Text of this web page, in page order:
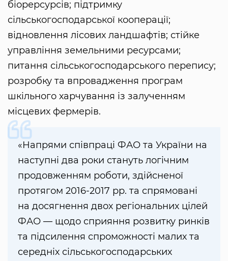
біорерсурсів; підтримку
сільськогосподарської кооперації;
відновлення лісових ландшафтів; стійке
управління земельними ресурсами;
питання сільськогосподарського перепису;
розробку та впровадження програм
шкільного харчування із залученням
місцевих фермерів.
«Напрями співпраці ФАО та України на
наступні два роки стануть логічним
продовженням роботи, здійсненої
протягом 2016-2017 рр. та спрямовані
на досягнення двох регіональних цілей
ФАО — щодо сприяння розвитку ринків
та підсилення спроможності малих та
середніх сільськогосподарських